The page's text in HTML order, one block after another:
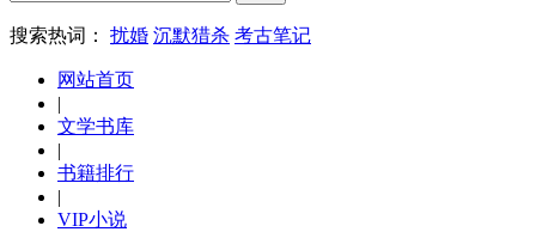
搜索热词： 扰婚 沉默猎杀 考古笔记
网站首页
|
文学书库
|
书籍排行
|
VIP小说